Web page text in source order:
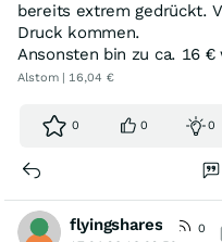
bereits extrem gedrückt.
Druck kommen.
Ansonsten bin zu ca. 16
Alstom | 16,04 €
0 0 0
flyingshares
0